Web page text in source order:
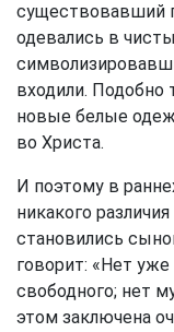
существовавший
одевались в
входили. Подобно
новые белые
во Христа.
И поэтому в
никакого
становились
говорит: «Нет уже
свободного; нет
этом заключена